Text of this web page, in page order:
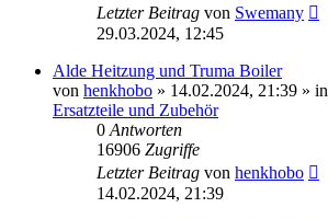
Letzter Beitrag von Swemany
29.03.2024, 12:45
Alde Heitzung und Truma Boiler
von henkhobo » 14.02.2024, 21:39 » in
Ersatzteile und Zubehör
0 Antworten
16906 Zugriffe
Letzter Beitrag von henkhobo
14.02.2024, 21:39